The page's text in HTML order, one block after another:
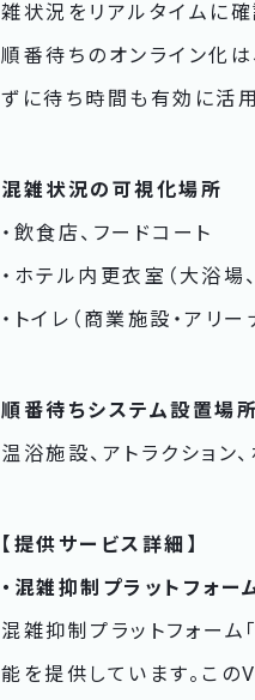
雑状況をリアルタイムに確
順番待ちのオンライン化は
ずに待ち時間も有効に活用
混雑状況の可視化場所
・飲食店、フードコート
・ホテル内更衣室（大浴場
・トイレ（商業施設・アリー
順番待ちシステム設置場所
温浴施設、アトラクション
【提供サービス詳細】
・混雑抑制プラットフォー
混雑抑制プラットフォーム
能を提供しています。こ